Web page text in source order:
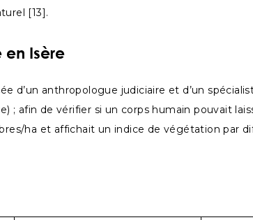
[13].
en Isère
d’un anthropologue judiciaire et d’un
; afin de vérifier si un corps humain pouvait
ha et affichait un indice de végétation par